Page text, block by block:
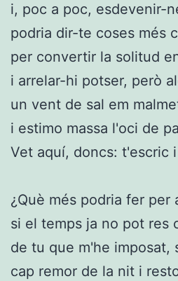
i, poc a poc, esdevenir-
podria dir-te coses més
per convertir la solitud
i arrelar-hi potser, però
un vent de sal em
i estimo massa l'oci de
Vet aquí, doncs: t'escric
¿Què més podria fer per
si el temps ja no pot res
de tu que m'he imposat,
cap remor de la nit i